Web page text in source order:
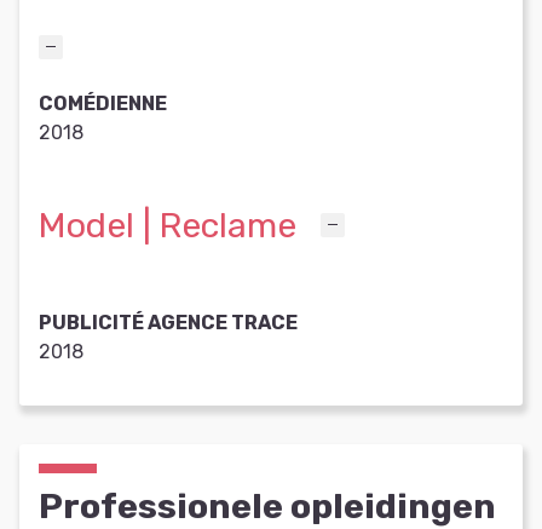
COMÉDIENNE
2018
Model | Reclame
PUBLICITÉ AGENCE TRACE
2018
Professionele opleidingen